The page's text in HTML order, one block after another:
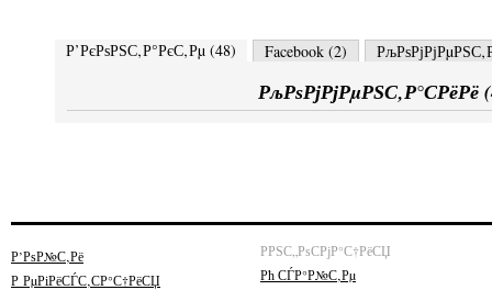
Р’РєРѕРЅС‚Р°РєС‚Рµ (48) Facebook (2)
РљРѕРјРјРµРЅС‚Р°СРёРё (
Р’РѕР№С‚Рё
Р РµРіРёСЃС‚СР°С†РёСЏ
РРЅС„РѕСРјР°С†РёСЏ
Рћ СЃР°Р№С‚Рµ